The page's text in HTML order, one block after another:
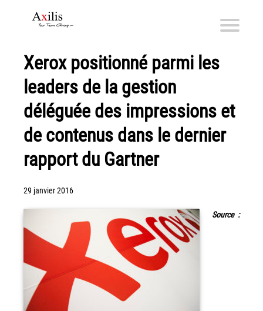
Axilis et ses engagements
Qui sommes-nous
Axilis s’engage
Solutions dématérialisation
Dématérialisation du courrier sortant
Automatisation de factures fournisseurs
Numérisation des Notes de Frais
Sécurité et sauvegarde des données
Numérisation intelligente
Partage de fichiers et collaboration en mode sécurisé
Xerox® DocuShare®
Workplace Solutions
Workflow Central
Xerox positionné parmi les
leaders de la gestion
déléguée des impressions et
de contenus dans le dernier
rapport du Gartner
29 janvier 2016
Source :